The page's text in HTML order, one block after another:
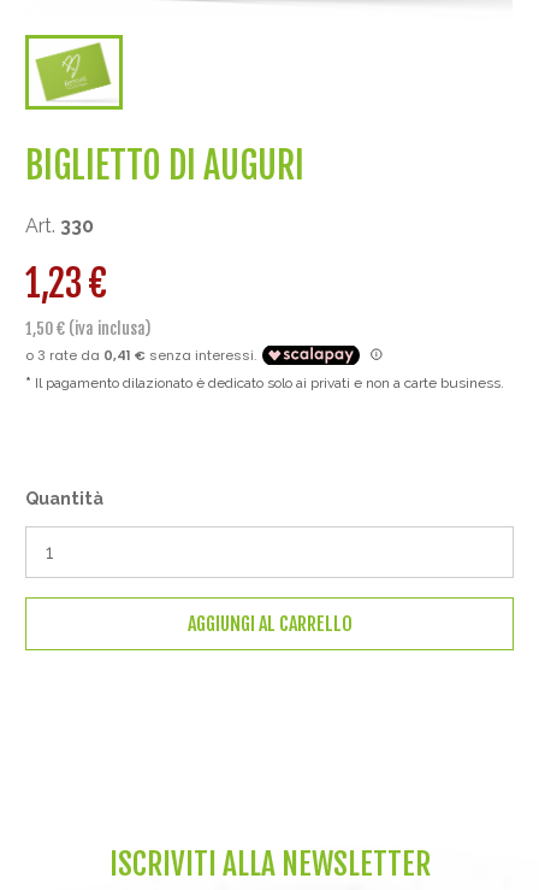
BIGLIETTO DI AUGURI
Art. 330
1,23 €
1,50 € (iva inclusa)
Il pagamento dilazionato è dedicato solo ai privati e non a carte business.
Quantità
AGGIUNGI AL CARRELLO
ISCRIVITI ALLA NEWSLETTER